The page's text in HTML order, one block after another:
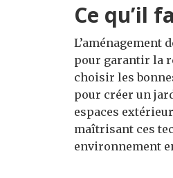
Ce qu’il
L’aménagement
pour garantir la
choisir les
pour créer un
espaces
maîtrisant ces
environnement